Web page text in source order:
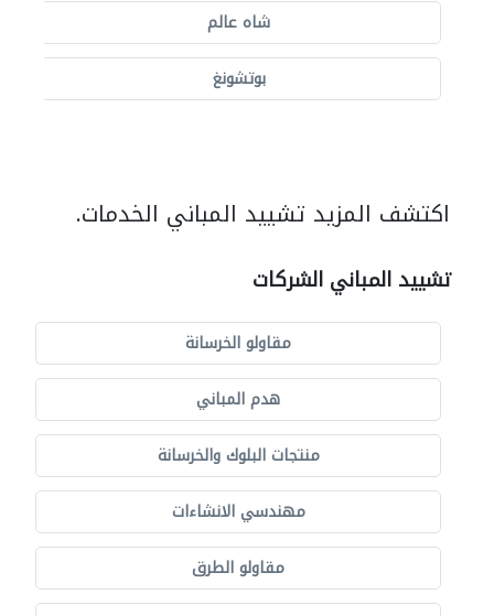
شاه عالم
بوتشونغ
اكتشف المزيد تشييد المباني الخدمات.
تشييد المباني الشركات
مقاولو الخرسانة
هدم المباني
منتجات البلوك والخرسانة
مهندسي الانشاءات
مقاولو الطرق